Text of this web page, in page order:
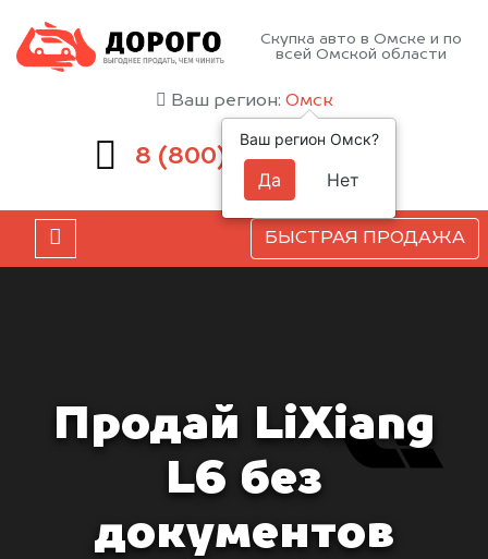
Скупка авто в Омске и по
всей Омской области
Ваш регион: Омск
8 (800) 551-81-15
БЫСТРАЯ ПРОДАЖА
Продай LiXiang
L6 без
документов
Ваш регион Омск?
Да Нет